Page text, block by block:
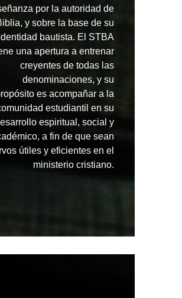
por la autoridad de
y sobre la base de su
bautista. El STBA
una apertura a entrenar
creyentes de todas las
denominaciones, y su
es acompañar a la
estudiantil en su
espiritual, social y
a fin de que sean
útiles y eficientes en el
ministerio cristiano.